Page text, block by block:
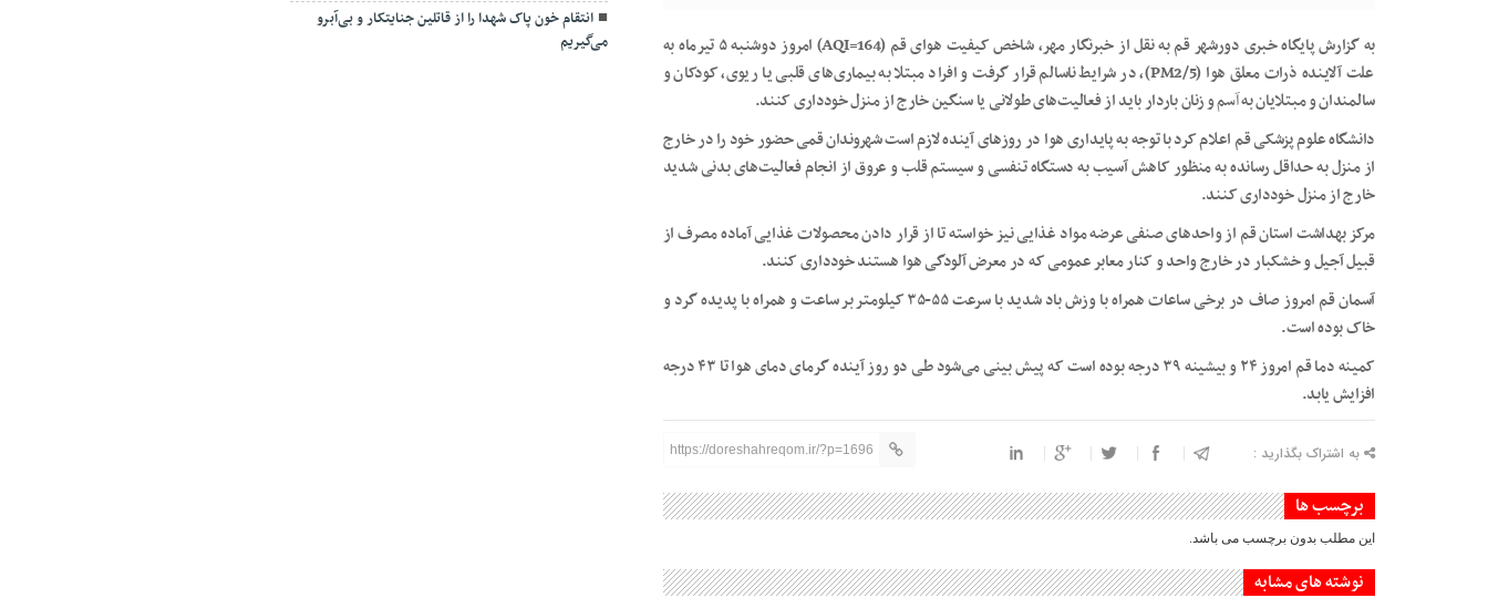
به گزارش پایگاه خبری دورشهر قم به نقل از خبرنگار مهر، شاخص کیفیت هوای قم (AQI=164) امروز دوشنبه ۵ تیرماه به
علت آلاینده ذرات معلق هوا (PM2/5)، در شرایط ناسالم قرار گرفت و افراد مبتلا به بیماری‌های قلبی یا ریوی، کودکان و
سالمندان و مبتلایان بهآسمو زنان باردار باید از فعالیت‌های طولانی یا سنگین خارج از منزل خودداری کنند.
دانشگاه علوم پزشکی قم اعلام کرد با توجه به پایداری هوا در روزهای آینده لازم است شهروندان قمی حضور خود را در خارج
از منزل به حداقل رسانده به منظور کاهش آسیب به دستگاه تنفسی و سیستم قلب و عروق از انجام فعالیت‌های بدنی شدید
خارج از منزل خودداری کنند.
مرکز بهداشت استان قم از واحدهای صنفی عرضه مواد غذایی نیز خواسته تا از قرار دادن محصولات غذایی آماده مصرف از
قبیل آجیل و خشکبار در خارج واحد و کنار معابر عمومی که در معرض آلودگی هوا هستند خودداری کنند.
آسمان قم امروز صاف در برخی ساعات همراه با وزش باد شدید با سرعت ۵۵-۳۵ کیلومتر بر ساعت و همراه با پدیده گرد و
خاک بوده است.
کمینه دما قم امروز ۲۴ و بیشینه ۳۹ درجه بوده است که پیش بینی می‌شود طی دو روز آینده گرمای دمای هوا تا ۴۳ درجه
افزایش یابد.
به اشتراک بگذارید : https://doreshahreqom.ir/?p=1696
برچسب ها
این مطلب بدون برچسب می باشد.
نوشته های مشابه
انتقام خون پاک شهدا را از قاتلین جنایتکار و بی‌آبرو
می‌گیریم